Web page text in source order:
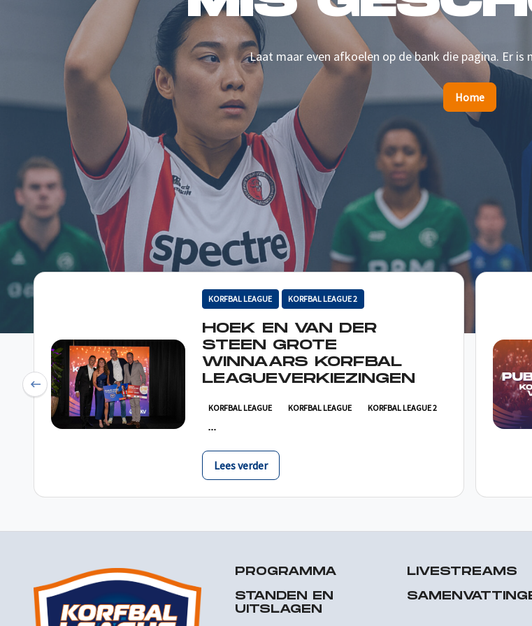
Laat maar even afkoelen op de bank die pagina. Er
Home
KORFBAL LEAGUE KORFBAL LEAGUE 2
HOEK EN VAN DER
STEEN GROTE
WINNAARS KORFBAL
LEAGUEVERKIEZINGEN
KORFBAL LEAGUE KORFBAL LEAGUE KORFBAL LEAGUE 2
Lees verder
Previous
PROGRAMMA
STANDEN EN
UITSLAGEN
LIVESTREAMS